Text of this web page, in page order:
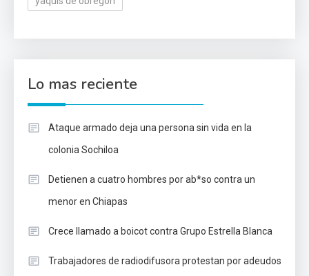
Lo mas reciente
Ataque armado deja una persona sin vida en la
colonia Sochiloa
Detienen a cuatro hombres por ab*so contra un
menor en Chiapas
Crece llamado a boicot contra Grupo Estrella Blanca
Trabajadores de radiodifusora protestan por adeudos